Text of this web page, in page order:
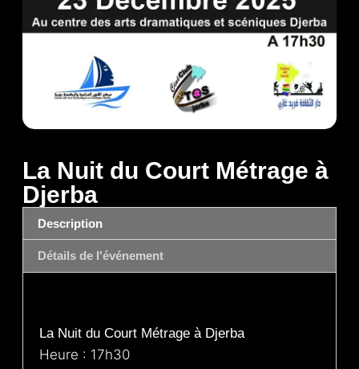
La Nuit du Court Métrage à
Djerba
Description
Détails de l'événement
La Nuit du Court Métrage à Djerba
Heure : 17h30